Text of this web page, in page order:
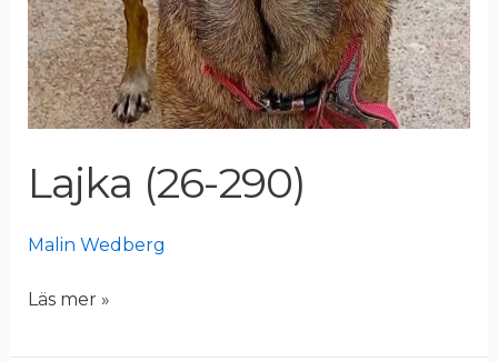
Lajka (26-290)
Malin Wedberg
Läs mer »